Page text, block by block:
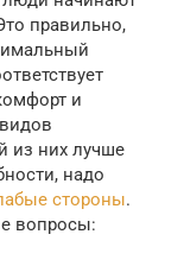
правильно,
и
из них лучше
надо
стороны.
вопросы: